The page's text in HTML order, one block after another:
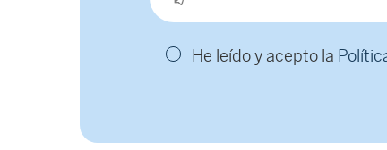
He leído y acepto la